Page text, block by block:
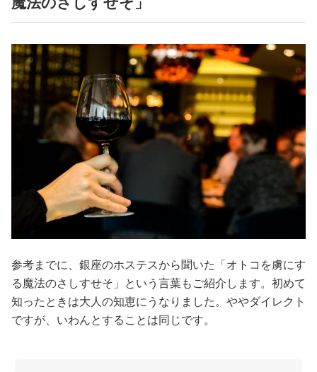
参考までに、銀座のホステスから聞いた「オトコを虜にす
る魔法のさしすせそ」という言葉もご紹介します。初めて
知ったときは大人の知恵にうなりました。ややダイレクト
ですが、いわんとすることは同じです。